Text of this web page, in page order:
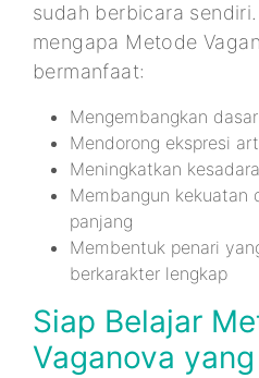
sudah berbicara
mengapa Metode
bermanfaat:
Mengembangkan
Mendorong ekspresi
Meningkatkan
Membangun kekuatan
panjang
Membentuk penari
berkarakter lengkap
Siap Belajar
Vaganova